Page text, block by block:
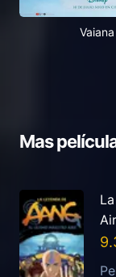
Vaiana
Mas